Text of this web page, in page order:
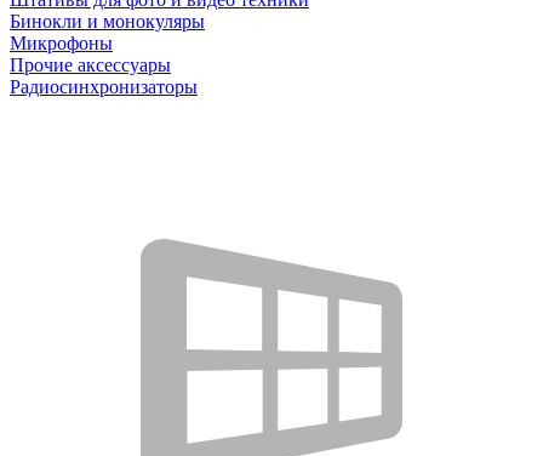
Бинокли и монокуляры
Микрофоны
Прочие аксессуары
Радиосинхронизаторы